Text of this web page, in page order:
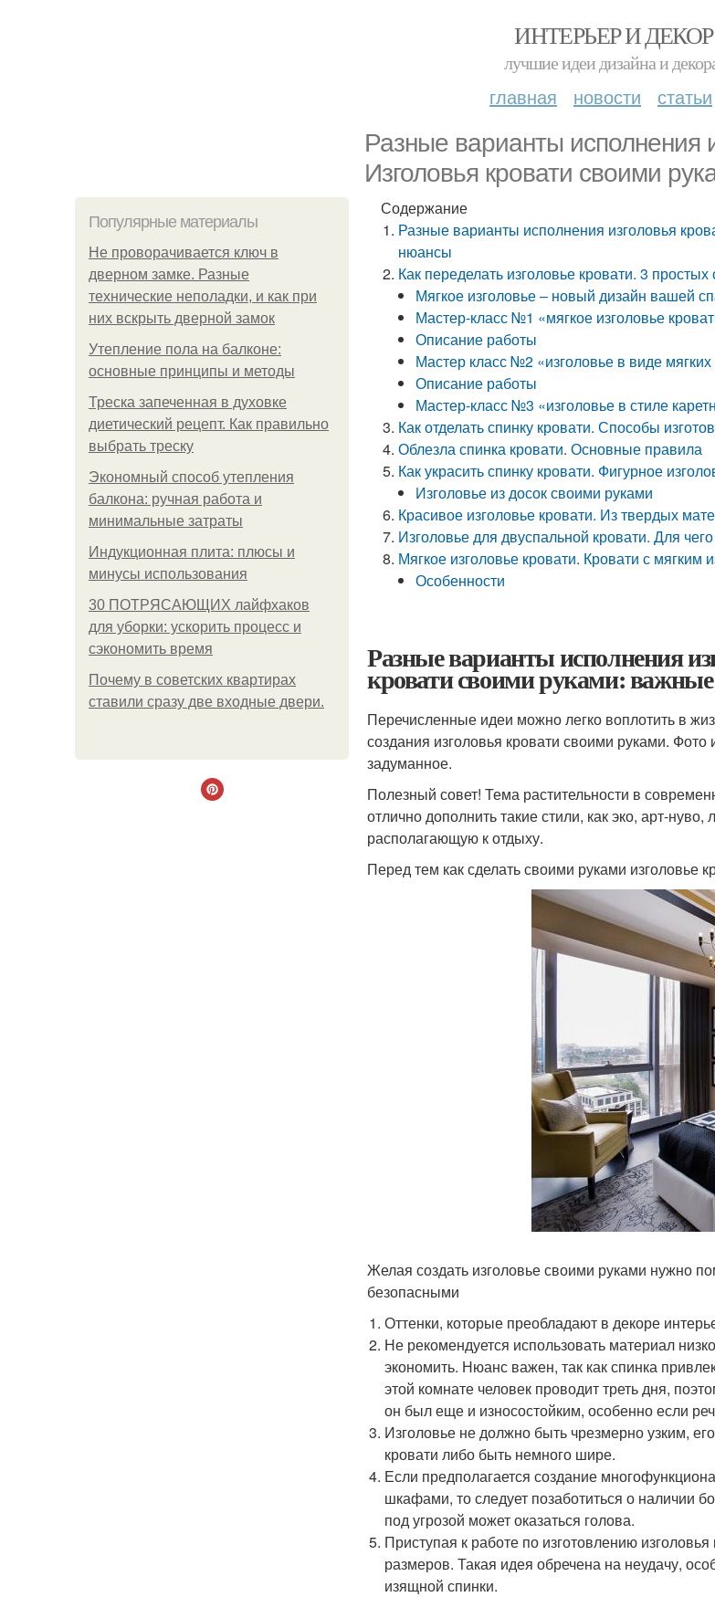
ИНТЕРЬЕР И ДЕКОР
лучшие идеи дизайна и
главная новости статьи
Разные варианты исполнения
Изголовья кровати своими
Популярные материалы
Не проворачивается ключ в
дверном замке. Разные
технические неполадки, и как при
них вскрыть дверной замок
Утепление пола на балконе:
основные принципы и методы
Треска запеченная в духовке
диетический рецепт. Как правильно
выбрать треску
Экономный способ утепления
балкона: ручная работа и
минимальные затраты
Индукционная плита: плюсы и
минусы использования
30 ПОТРЯСАЮЩИХ лайфхаков
для уборки: ускорить процесс и
сэкономить время
Почему в советских квартирах
ставили сразу две входные двери.
Содержание
Разные варианты исполнения изголовья
нюансы
Как переделать изголовье кровати. 3
Мягкое изголовье – новый дизайн вашей
Мастер-класс №1 «мягкое изголовье
Описание работы
Мастер класс №2 «изголовье в виде мягких
Описание работы
Мастер-класс №3 «изголовье в стиле
Как отделать спинку кровати. Способы
Облезла спинка кровати. Основные правила
Как украсить спинку кровати. Фигурное
Изголовье из досок своими руками
Красивое изголовье кровати. Из твердых
Изголовье для двуспальной кровати. Для
Мягкое изголовье кровати. Кровати с мягким
Особенности
Разные варианты исполнения
кровати своими руками:
Перечисленные идеи можно легко воплотить в
создания изголовья кровати своими руками.
задуманное.
Полезный совет! Тема растительности в
отлично дополнить такие стили, как эко, арт-
располагающую к отдыху.
Перед тем как сделать своими руками изголовье
Желая создать изголовье своими руками нужно
безопасными
Оттенки, которые преобладают в декоре
Не рекомендуется использовать материал
экономить. Нюанс важен, так как спинка
этой комнате человек проводит треть дня,
он был еще и износостойким, особенно если
Изголовье не должно быть чрезмерно узким,
кровати либо быть немного шире.
Если предполагается создание
шкафами, то следует позаботиться о наличии
под угрозой может оказаться голова.
Приступая к работе по изготовлению
размеров. Такая идея обречена на неудачу,
изящной спинки.